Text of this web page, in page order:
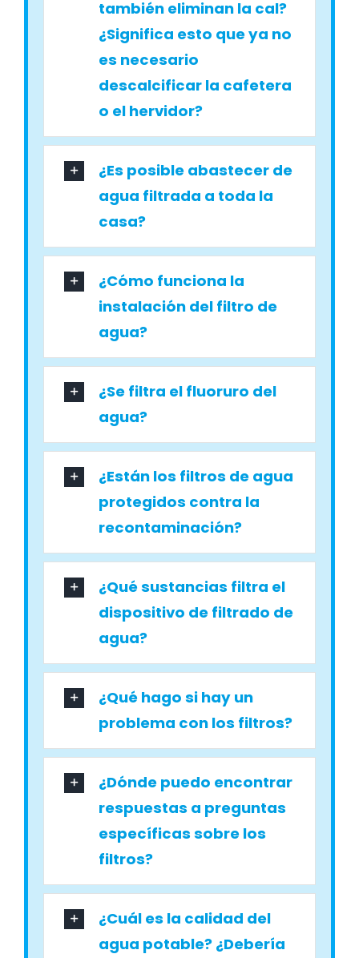
también eliminan la cal?
¿Significa esto que ya no
es necesario
descalcificar la cafetera
o el hervidor?
¿Es posible abastecer de
agua filtrada a toda la
casa?
¿Cómo funciona la
instalación del filtro de
agua?
¿Se filtra el fluoruro del
agua?
¿Están los filtros de agua
protegidos contra la
recontaminación?
¿Qué sustancias filtra el
dispositivo de filtrado de
agua?
¿Qué hago si hay un
problema con los filtros?
¿Dónde puedo encontrar
respuestas a preguntas
específicas sobre los
filtros?
¿Cuál es la calidad del
agua potable? ¿Debería